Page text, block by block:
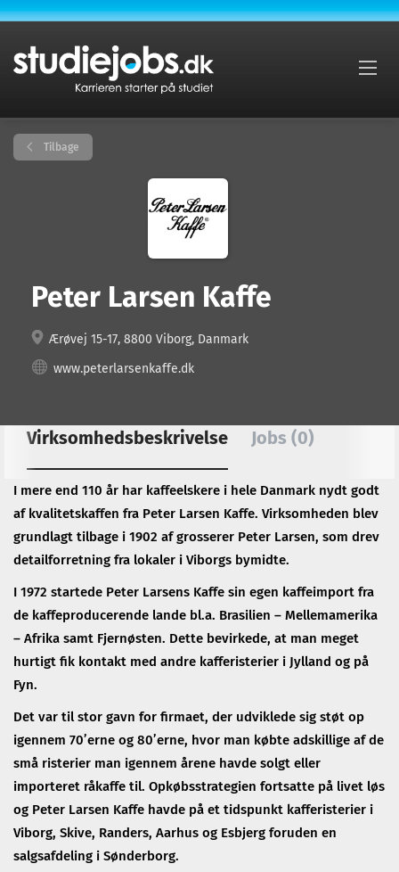
Tilbage
Peter Larsen Kaffe
Ærøvej 15-17, 8800 Viborg, Danmark
www.peterlarsenkaffe.dk
Virksomhedsbeskrivelse Jobs (0)
I mere end 110 år har kaffeelskere i hele Danmark nydt godt
af kvalitetskaffen fra Peter Larsen Kaffe. Virksomheden blev
grundlagt tilbage i 1902 af grosserer Peter Larsen, som drev
detailforretning fra lokaler i Viborgs bymidte.
I 1972 startede Peter Larsens Kaffe sin egen kaffeimport fra
de kaffeproducerende lande bl.a. Brasilien – Mellemamerika
– Afrika samt Fjernøsten. Dette bevirkede, at man meget
hurtigt fik kontakt med andre kafferisterier i Jylland og på
Fyn.
Det var til stor gavn for firmaet, der udviklede sig støt op
igennem 70’erne og 80’erne, hvor man købte adskillige af de
små risterier man igennem årene havde solgt eller
importeret råkaffe til. Opkøbsstrategien fortsatte på livet løs
og Peter Larsen Kaffe havde på et tidspunkt kafferisterier i
Viborg, Skive, Randers, Aarhus og Esbjerg foruden en
salgsafdeling i Sønderborg.